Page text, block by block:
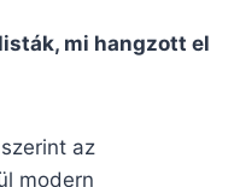
mi hangzott el
az
modern